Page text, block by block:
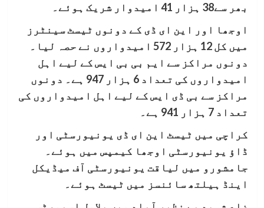
بھر سے38 ہزار 41 امیدوار شریک ہوئے۔
اوجھا اور این ای ڈی کے دونوں ٹیسٹ سینٹرز
میں کل 12 ہزار 572 امیدواروں نے حصہ لیا۔
دونوں مراکز سے ایم بی بی ایس کے لیے اہل
امیدواروں کی تعداد 6 ہزار 947 ہے۔ دونوں
مراکز سے بی ڈی ایس کے لیے اہل امیدواروں کی
تعداد 7 ہزار 941 ہے۔
کراچی میں ٹیسٹ این ای ڈی یونیورسٹی اور
ڈاؤ یونیورسٹی اوجھا کیمپس میں ہوئے۔
جامشورو میں لیاقت یونیورسٹی آف میڈیکل
اینڈ ہیلتھ سائنسز میں ٹیسٹ ہوئے۔